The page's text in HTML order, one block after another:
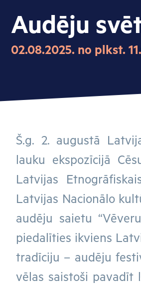
Audēju
02.08.2025. no plkst.
Š.g. 2. augustā
lauku ekspozīcijā
Latvijas
Latvijas Nacionālo
audēju saietu
piedalīties ikviens
tradīciju – audēju
vēlas saistoši pavadīt